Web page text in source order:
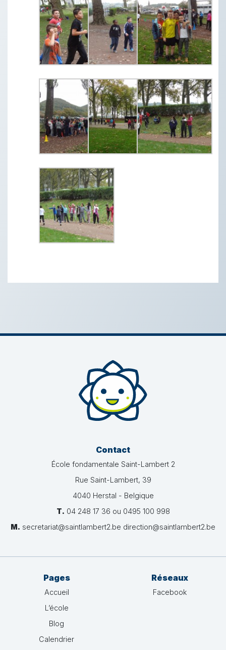
Contact
École fondamentale Saint-Lambert 2
Rue Saint-Lambert, 39
4040 Herstal - Belgique
T. 04 248 17 36 ou 0495 100 998
M. secretariat@saintlambert2.be direction@saintlambert2.be
Pages
Accueil
L’école
Blog
Calendrier
Réseaux
Facebook